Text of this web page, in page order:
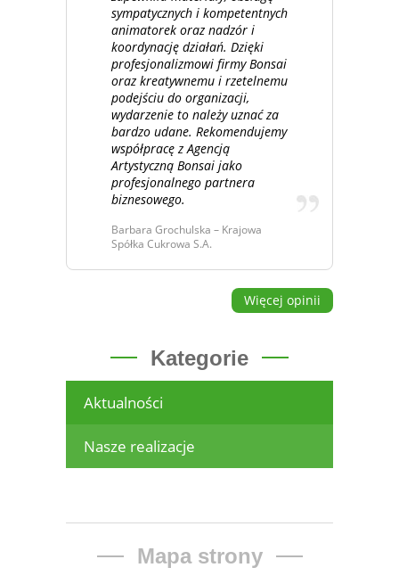
sympatycznych i kompetentnych
animatorek oraz nadzór i
koordynację działań. Dzięki
profesjonalizmowi firmy Bonsai
oraz kreatywnemu i rzetelnemu
podejściu do organizacji,
wydarzenie to należy uznać za
bardzo udane. Rekomendujemy
współpracę z Agencją
Artystyczną Bonsai jako
profesjonalnego partnera
biznesowego.
Barbara Grochulska – Krajowa
Spółka Cukrowa S.A.
Więcej opinii
Kategorie
Aktualności
Nasze realizacje
Mapa strony